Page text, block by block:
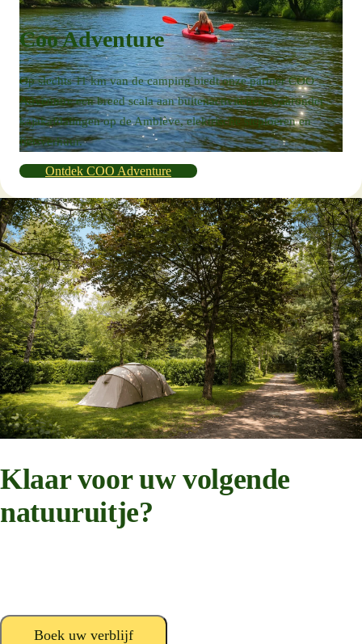
Coo Adventure
Op slechts 11 km van de camping biedt onze partner COO
Adventure een breed scala aan buitenactiviteiten, waaronder
kajakafdalingen op de Amblève, elektrische steptoeren en
fietsverhuur.
Ontdek COO Adventure
Klaar voor uw volgende
natuuruitje?
Boek uw verblijf